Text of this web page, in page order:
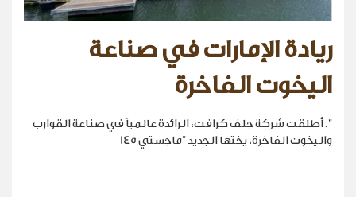
ريادة الإمارات في صناعة
اليخوت الفاخرة
". أطلقت شركة جلف كرافت، الرائدة عالمياً في صناعة القوارب
واليخوت الفاخرة، يختها الجديد "ماجستي 145